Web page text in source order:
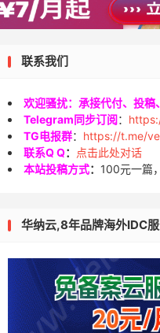
联系我们
欢迎骚扰：承接代付、投稿
Telegram同步订阅：
TG电报群： https://t.me/
联系Q Q：
点击此处对话
本站投稿方式： 100元一篇
华纳云,8年品牌海外IDC